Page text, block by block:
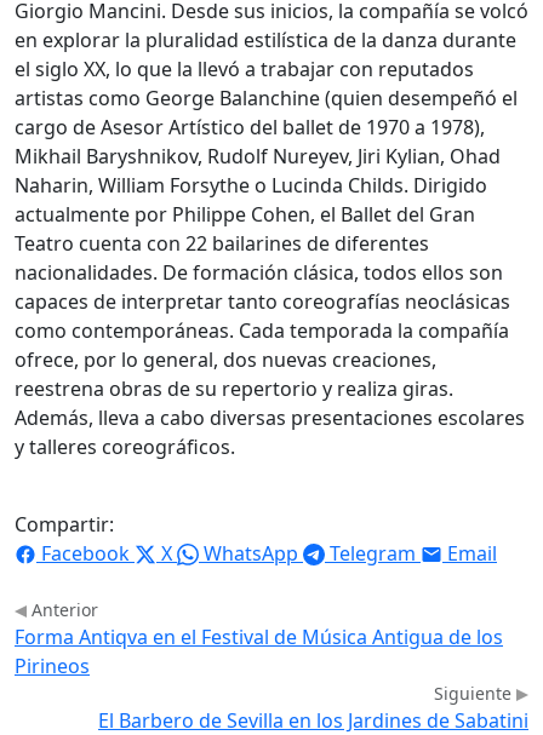
Giorgio Mancini. Desde sus inicios, la compañía se volcó
en explorar la pluralidad estilística de la danza durante
el siglo XX, lo que la llevó a trabajar con reputados
artistas como George Balanchine (quien desempeñó el
cargo de Asesor Artístico del ballet de 1970 a 1978),
Mikhail Baryshnikov, Rudolf Nureyev, Jiri Kylian, Ohad
Naharin, William Forsythe o Lucinda Childs. Dirigido
actualmente por Philippe Cohen, el Ballet del Gran
Teatro cuenta con 22 bailarines de diferentes
nacionalidades. De formación clásica, todos ellos son
capaces de interpretar tanto coreografías neoclásicas
como contemporáneas. Cada temporada la compañía
ofrece, por lo general, dos nuevas creaciones,
reestrena obras de su repertorio y realiza giras.
Además, lleva a cabo diversas presentaciones escolares
y talleres coreográficos.
Compartir:
Facebook
X WhatsApp Telegram Email
Anterior
Forma Antiqva en el Festival de Música Antigua de los
Pirineos
Siguiente
El Barbero de Sevilla en los Jardines de Sabatini